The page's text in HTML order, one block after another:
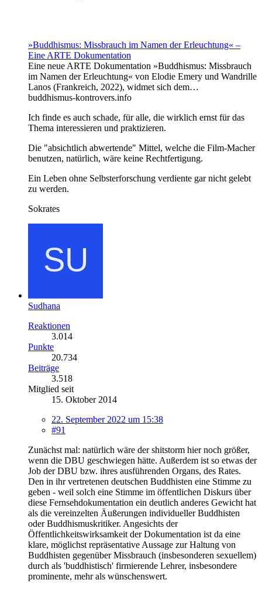
»Buddhismus: Missbrauch im Namen der Erleuchtung« –
Eine ARTE Dokumentation
Eine neue ARTE Dokumentation »Buddhismus: Missbrauch
im Namen der Erleuchtung« von Elodie Emery und Wandrille
Lanos (Frankreich, 2022), widmet sich dem…
buddhismus-kontrovers.info
Ich finde es auch schade, für alle, die wirklich ernst für das
Thema interessieren und praktizieren.
Die "absichtlich abwertende" Mittel, welche die Film-Macher
benutzen, natürlich, wäre keine Rechtfertigung.
Ein Leben ohne Selbsterforschung verdiente gar nicht gelebt
zu werden.
Sokrates
Sudhana
Reaktionen
3.014
Punkte
20.734
Beiträge
3.518
Mitglied seit
15. Oktober 2014
22. September 2022 um 15:38
#91
Zunächst mal: natürlich wäre der shitstorm hier noch größer,
wenn die DBU geschwiegen hätte. Außerdem ist so etwas der
Job der DBU bzw. ihres ausführenden Organs, des Rates.
Den in ihr vertretenen deutschen Buddhisten eine Stimme zu
geben - weil solch eine Stimme im öffentlichen Diskurs über
diese Fernsehdokumentation ein deutlich anderes Gewicht hat
als die vereinzelten Äußerungen individueller Buddhisten
oder Buddhismuskritiker. Angesichts der
Öffentlichkeitswirksamkeit der Dokumentation ist da eine
klare, möglichst repräsentative Aussage zur Haltung von
Buddhisten gegenüber Missbrauch (insbesonderen sexuellem)
durch als 'buddhistisch' firmierende Lehrer, insbesondere
prominente, mehr als wünschenswert.